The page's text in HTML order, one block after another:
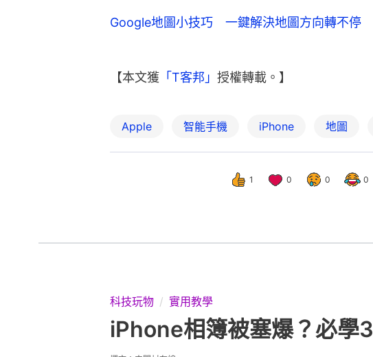
Google地圖小技巧 一鍵解決地圖方向轉不停
【本文獲 「T客邦」 授權轉載。】
Apple 智能手機 iPhone 地圖
1 0 0 0
科技玩物 實用教學
iPhone相簿被塞爆？必